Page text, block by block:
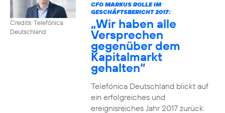
Credits: Telefónica
Deutschland
CFO MARKUS ROLLE IM
GESCHÄFTSBERICHT 2017:
„Wir haben alle
Versprechen
gegenüber dem
Kapitalmarkt
gehalten“
Telefónica Deutschland blickt auf
ein erfolgreiches und
ereignisreiches Jahr 2017 zurück.